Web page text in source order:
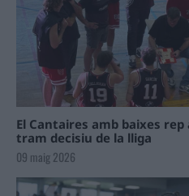
El Cantaires amb baixes rep
tram decisiu de la lliga
09 maig 2026